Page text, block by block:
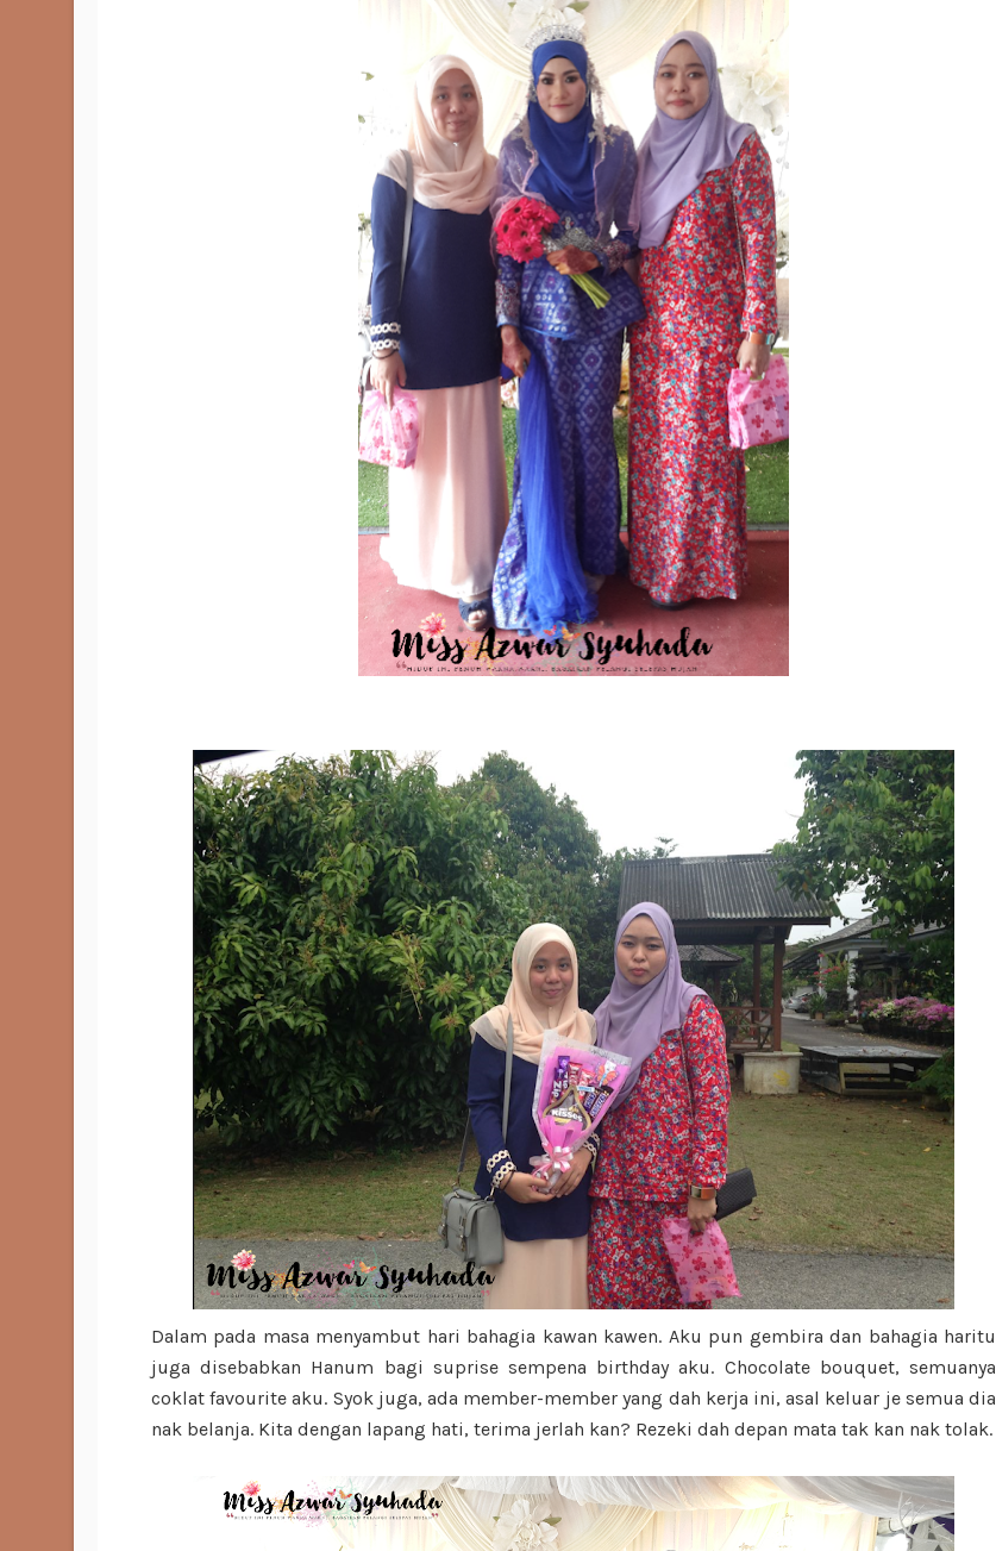
Dalam pada masa menyambut hari bahagia kawan kawen. Aku pun gembira dan bahagia haritu
juga disebabkan Hanum bagi suprise sempena birthday aku. Chocolate bouquet, semuanya
coklat favourite aku. Syok juga, ada member-member yang dah kerja ini, asal keluar je semua dia
nak belanja. Kita dengan lapang hati, terima jerlah kan? Rezeki dah depan mata tak kan nak tolak.